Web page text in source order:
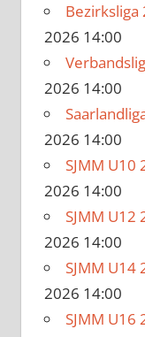
Bezirksliga
2026 14:00
2026 14:00
2026 14:00
SJMM U10
2026 14:00
SJMM U12
2026 14:00
SJMM U14
2026 14:00
SJMM U16